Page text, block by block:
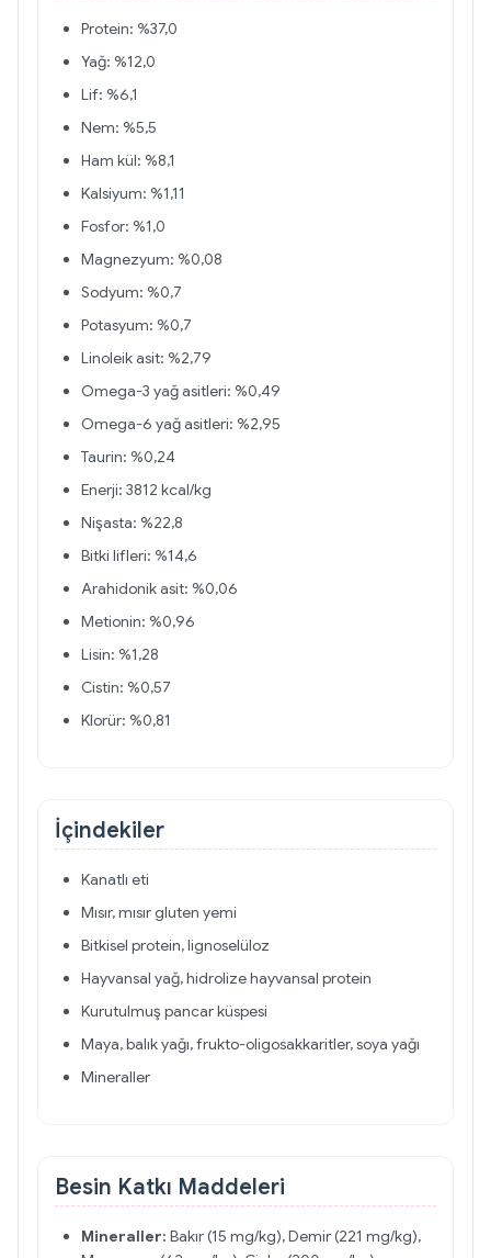
Protein: %37,0
Yağ: %12,0
Lif: %6,1
Nem: %5,5
Ham kül: %8,1
Kalsiyum: %1,11
Fosfor: %1,0
Magnezyum: %0,08
Sodyum: %0,7
Potasyum: %0,7
Linoleik asit: %2,79
Omega-3 yağ asitleri: %0,49
Omega-6 yağ asitleri: %2,95
Taurin: %0,24
Enerji: 3812 kcal/kg
Nişasta: %22,8
Bitki lifleri: %14,6
Arahidonik asit: %0,06
Metionin: %0,96
Lisin: %1,28
Cistin: %0,57
Klorür: %0,81
İçindekiler
Kanatlı eti
Mısır, mısır gluten yemi
Bitkisel protein, lignoselüloz
Hayvansal yağ, hidrolize hayvansal protein
Kurutulmuş pancar küspesi
Maya, balık yağı, frukto-oligosakkaritler, soya yağı
Mineraller
Besin Katkı Maddeleri
Mineraller: Bakır (15 mg/kg), Demir (221 mg/kg),